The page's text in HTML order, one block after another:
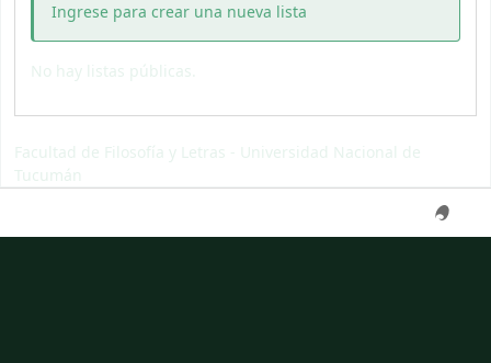
Ingrese para crear una nueva lista
No hay listas públicas.
Facultad de Filosofía y Letras - Universidad Nacional de
Tucumán